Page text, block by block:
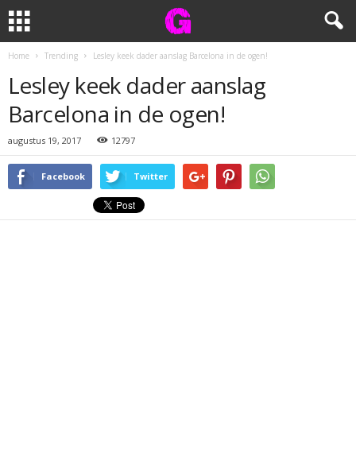
Home Trending Lesley keek dader aanslag Barcelona in de ogen!
Lesley keek dader aanslag
Barcelona in de ogen!
augustus 19, 2017 12797
Facebook Twitter